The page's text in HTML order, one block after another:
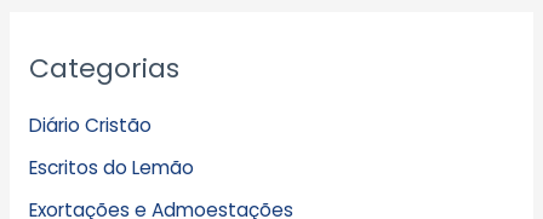
Categorias
Diário Cristão
Escritos do Lemão
Exortações e Admoestações
r
i